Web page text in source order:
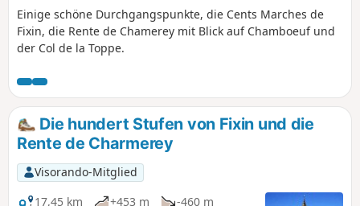
Einige schöne Durchgangspunkte, die Cents Marches de
Fixin, die Rente de Chamerey mit Blick auf Chamboeuf und
der Col de la Toppe.
Die hundert Stufen von Fixin und die
Rente de Charmerey
Visorando-Mitglied
17,45 km
+453 m
-460 m